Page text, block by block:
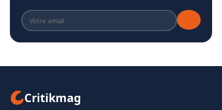
Critikmag